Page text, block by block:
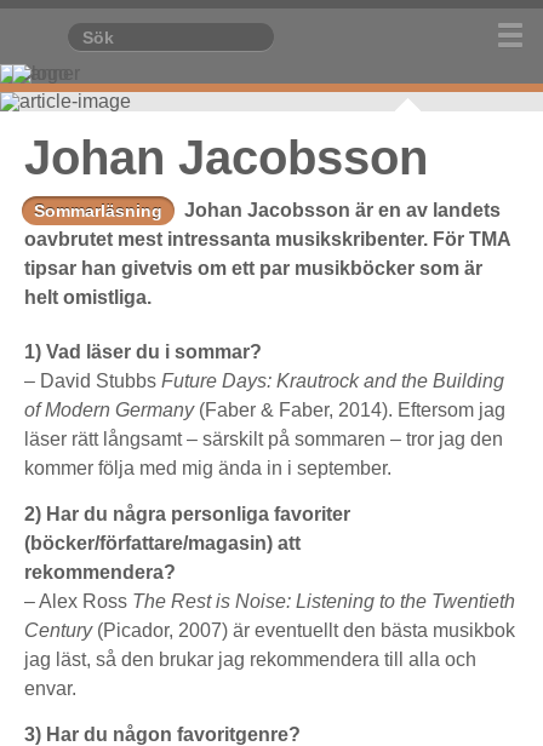
Johan Jacobsson
Sommarläsning
Johan Jacobsson är en av landets
oavbrutet mest intressanta musikskribenter. För TMA
tipsar han givetvis om ett par musikböcker som är
helt omistliga.
1) Vad läser du i sommar?
– David Stubbs Future Days: Krautrock and the Building
of Modern Germany(Faber & Faber, 2014). Eftersom jag
läser rätt långsamt – särskilt på sommaren – tror jag den
kommer följa med mig ända in i september.
2) Har du några personliga favoriter
(böcker/författare/magasin) att
rekommendera?
– Alex Ross The Rest is Noise: Listening to the Twentieth
Century(Picador, 2007) är eventuellt den bästa musikbok
jag läst, så den brukar jag rekommendera till alla och
envar.
3) Har du någon favoritgenre?